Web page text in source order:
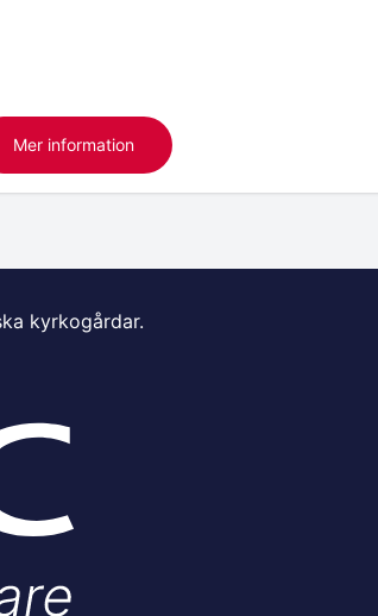
Mer information
kyrkogårdar.